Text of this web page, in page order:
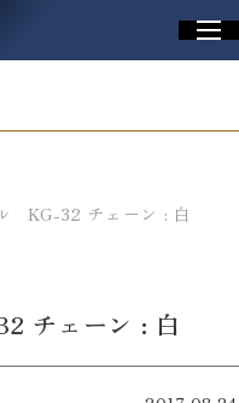
KG-32 チェーン : 白
チェーン : 白